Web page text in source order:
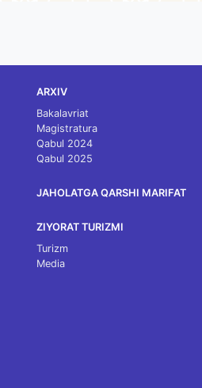
ARXIV
Bakalavriat
Magistratura
Qabul 2024
Qabul 2025
JAHOLATGA QARSHI MARIFAT
ZIYORAT TURIZMI
Turizm
Media